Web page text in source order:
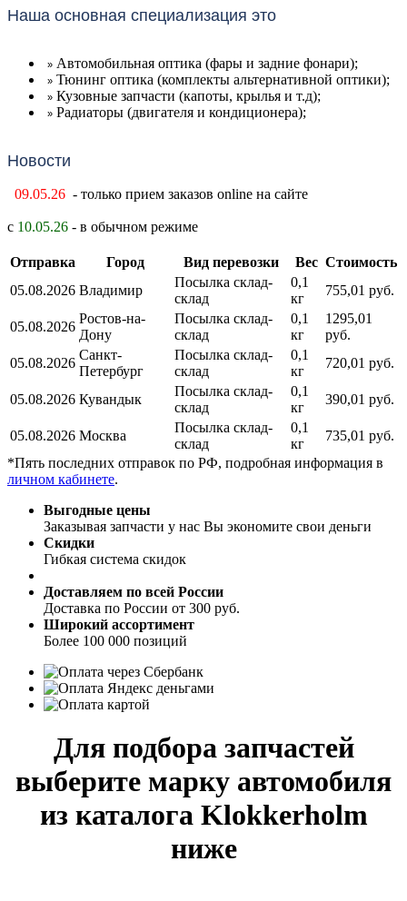
Наша основная специализация это
» Автомобильная оптика (фары и задние фонари);
» Тюнинг оптика (комплекты альтернативной оптики);
» Кузовные запчасти (капоты, крылья и т.д);
» Радиаторы (двигателя и кондиционера);
Новости
09.05.26 - только прием заказов online на сайте
с 10.05.26 - в обычном режиме
Отправка Город Вид перевозки Вес Стоимость
05.08.2026 Владимир
Посылка склад-
склад
0,1
кг
755,01 руб.
05.08.2026
Ростов-на-
Дону
Посылка склад-
склад
0,1
кг
1295,01
руб.
05.08.2026
Санкт-
Петербург
Посылка склад-
склад
0,1
кг
720,01 руб.
05.08.2026 Кувандык
Посылка склад-
склад
0,1
кг
390,01 руб.
05.08.2026 Москва
Посылка склад-
склад
0,1
кг
735,01 руб.
*Пять последних отправок по РФ, подробная информация в
личном кабинете.
Выгодные цены
Заказывая запчасти у нас Вы экономите свои деньги
Скидки
Гибкая система скидок
Доставляем по всей России
Доставка по России от 300 руб.
Широкий ассортимент
Более 100 000 позиций
Для подбора запчастей
выберите марку автомобиля
из каталога Klokkerholm
ниже